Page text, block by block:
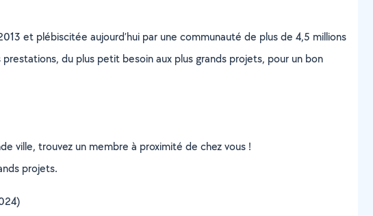
et plébiscitée aujourd’hui par une communauté de plus de 4,5 millions
du plus petit besoin aux plus grands projets, pour un bon
ville, trouvez un membre à proximité de chez vous !
projets.